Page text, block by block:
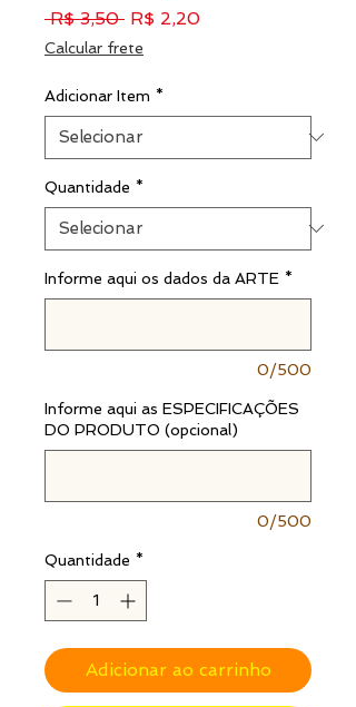
R$ 3,50 Preço
R$ 2,20Preço
Calcular frete
Adicionar Item *
Quantidade *
Informe aqui os dados da ARTE *
0/500
Informe aqui as ESPECIFICAÇÕES
DO PRODUTO (opcional)
0/500
Quantidade *
Adicionar ao carrinho